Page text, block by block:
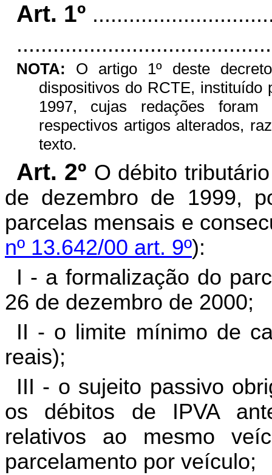
Art. 1º
NOTA:
O artigo 1º deste
dispositivos do RCTE, instituído
1997, cujas redações foram
respectivos artigos alterados,
texto.
Art. 2º O débito
de dezembro de 1999,
parcelas mensais e
nº 13.642/00 art. 9º):
I - a formalização do
26 de dezembro de 2000;
II - o limite mínimo de
reais);
III - o sujeito passivo
os débitos de IPVA
relativos ao mesmo
parcelamento por veículo;